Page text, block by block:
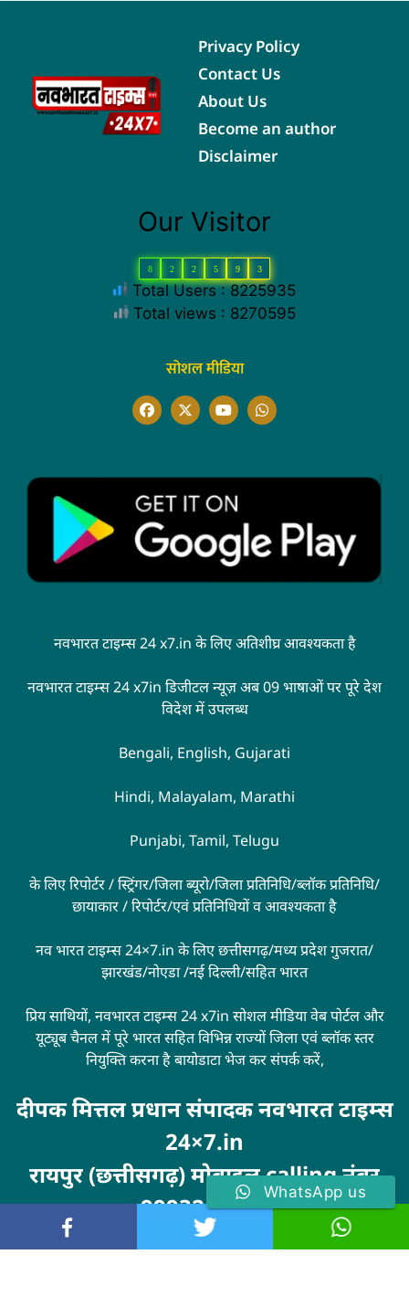
Privacy Policy
Contact Us
About Us
Become an author
Disclaimer
Our Visitor
8 2 2 5 9 3
Total Users : 8225935
Total views : 8270595
सोशल मीडिया
नवभारत टाइम्स 24 x7.in के लिए अतिशीघ्र आवश्यकता है
नवभारत टाइम्स 24 x7in डिजीटल न्यूज़ अब 09 भाषाओं पर पूरे देश
विदेश में उपलब्ध
Bengali, English, Gujarati
Hindi, Malayalam, Marathi
Punjabi, Tamil, Telugu
के लिए रिपोर्टर / स्ट्रिंगर/जिला ब्यूरो/जिला प्रतिनिधि/ब्लॉक प्रतिनिधि/
छायाकार / रिपोर्टर/एवं प्रतिनिधियों व आवश्यकता है
नव भारत टाइम्स 24×7.in के लिए छत्तीसगढ़/मध्य प्रदेश गुजरात/
झारखंड/नोएडा /नई दिल्ली/सहित भारत
प्रिय साथियों, नवभारत टाइम्स 24 x7in सोशल मीडिया वेब पोर्टल और
यूट्यूब चैनल में पूरे भारत सहित विभिन्न राज्यों जिला एवं ब्लॉक स्तर
नियुक्ति करना है बायोडाटा भेज कर संपर्क करें,
दीपक मित्तल प्रधान संपादक नवभारत टाइम्स
24×7.in
रायपुर (छत्तीसगढ़) मोबाइल calling नंबर
9993246100
MarketingHack4U
WhatsApp us